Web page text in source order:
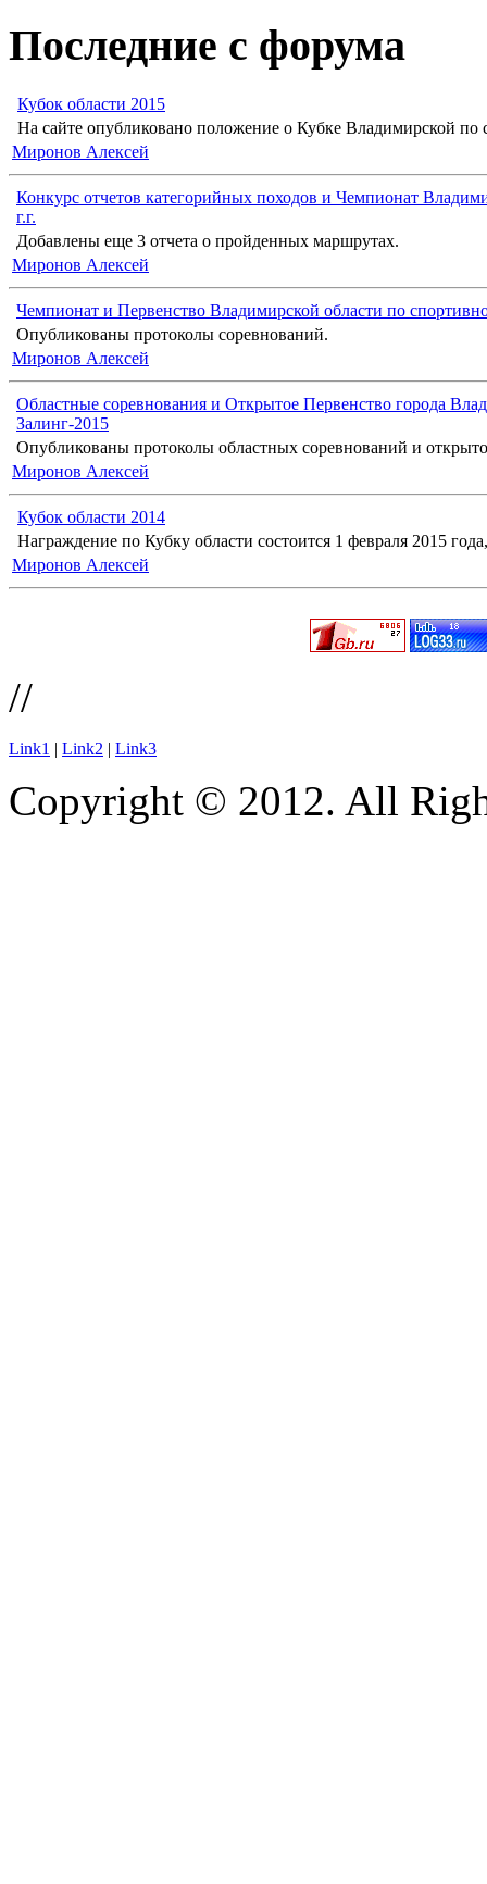
Последние с форума
Кубок области 2015
На сайте опубликовано положение о Кубке Владимирской по
Миронов Алексей
Конкурс отчетов категорийных походов и Чемпионат
г.г.
Добавлены еще 3 отчета о пройденных маршрутах.
Миронов Алексей
Чемпионат и Первенство Владимирской области по
Опубликованы протоколы соревнований.
Миронов Алексей
Областные соревнования и Открытое Первенство города
Залинг-2015
Опубликованы протоколы областных соревнований и
Миронов Алексей
Кубок области 2014
Награждение по Кубку области состоится 1 февраля 2015
Миронов Алексей
//
Link1 | Link2 | Link3
Copyright © 2012. All